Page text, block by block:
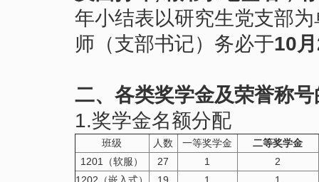
年小结表以研究生党支部
师（支部书记）务必于10月
二、各类奖学金及荣誉称
1.奖学金名额分配
班级 人数 一等奖学金
二等奖学金
1201（软服）
27 1
2